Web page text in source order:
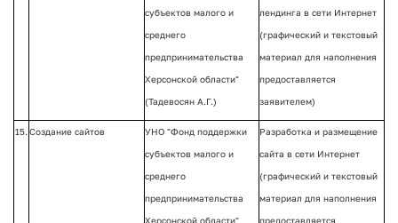
субъектов малого и
среднего
предпринимательства
Херсонской области"
(Тадевосян А.Г.)
лендинга в сети Интернет
(графический и текстовый
материал для наполнения
предоставляется
заявителем)
15. Создание сайтов УНО "Фонд поддержки
субъектов малого и
среднего
предпринимательства
Херсонской области"
Разработка и размещение
сайта в сети Интернет
(графический и текстовый
материал для наполнения
предоставляется